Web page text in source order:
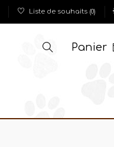
Liste de souhaits(0)
Panier